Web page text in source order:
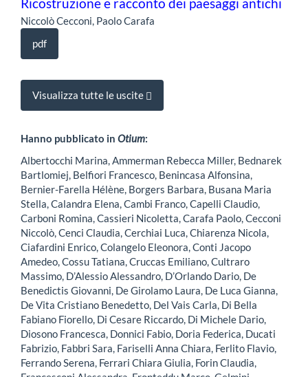
Ricostruzione e racconto dei paesaggi antichi
Niccolò Cecconi, Paolo Carafa
pdf
Visualizza tutte le uscite
Hanno pubblicato in Otium:
Albertocchi Marina, Ammerman Rebecca Miller, Bednarek
Bartlomiej, Belfiori Francesco, Benincasa Alfonsina,
Bernier-Farella Hélène, Borgers Barbara, Busana Maria
Stella, Calandra Elena, Cambi Franco, Capelli Claudio,
Carboni Romina, Cassieri Nicoletta, Carafa Paolo, Cecconi
Niccolò, Cenci Claudia, Cerchiai Luca, Chiarenza Nicola,
Ciafardini Enrico, Colangelo Eleonora, Conti Jacopo
Amedeo, Cossu Tatiana, Cruccas Emiliano, Cultraro
Massimo, D’Alessio Alessandro, D’Orlando Dario, De
Benedictis Giovanni, De Girolamo Laura, De Luca Gianna,
De Vita Cristiano Benedetto, Del Vais Carla, Di Bella
Fabiano Fiorello, Di Cesare Riccardo, Di Michele Dario,
Diosono Francesca, Donnici Fabio, Doria Federica, Ducati
Fabrizio, Fabbri Sara, Fariselli Anna Chiara, Ferlito Flavio,
Ferrando Serena, Ferrari Chiara Giulia, Forin Claudia,